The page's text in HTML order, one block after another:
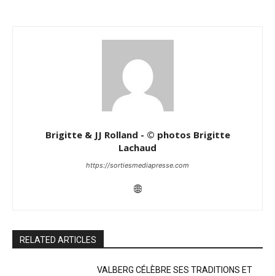
Brigitte & JJ Rolland - © photos Brigitte
Lachaud
https://sortiesmediapresse.com
RELATED ARTICLES
VALBERG CÉLÈBRE SES TRADITIONS ET